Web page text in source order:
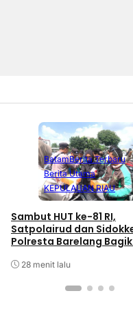
BatamBerita Terbaru
Berita Utama
KEPULAUAN RIAU
Sambut HUT ke-81 RI,
Satpolairud dan
Polresta Barelang
Putih
28 menit lalu